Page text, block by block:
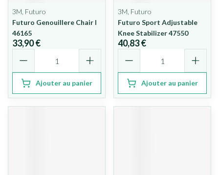
3M, Futuro
Futuro Genouillere Chair l
46165
33,90 €
Ajouter au panier
3M, Futuro
Futuro Sport Adjustable
Knee Stabilizer 47550
40,83 €
Ajouter au panier